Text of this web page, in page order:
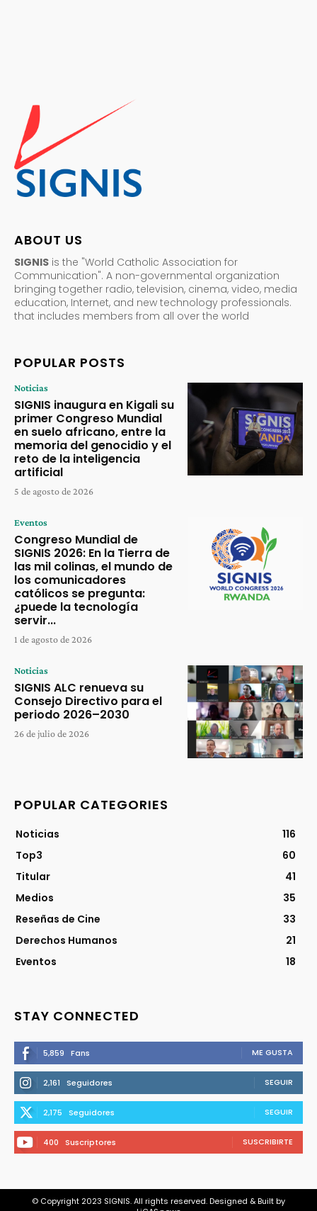
ABOUT US
SIGNIS is the "World Catholic Association for
Communication". A non-governmental organization
bringing together radio, television, cinema, video, media
education, Internet, and new technology professionals.
that includes members from all over the world
POPULAR POSTS
Noticias
SIGNIS inaugura en Kigali su
primer Congreso Mundial
en suelo africano, entre la
memoria del genocidio y el
reto de la inteligencia
artificial
5 de agosto de 2026
Eventos
Congreso Mundial de
SIGNIS 2026: En la Tierra de
las mil colinas, el mundo de
los comunicadores
católicos se pregunta:
¿puede la tecnología
servir...
1 de agosto de 2026
Noticias
SIGNIS ALC renueva su
Consejo Directivo para el
periodo 2026–2030
26 de julio de 2026
POPULAR CATEGORIES
Noticias
116
Top3
60
Titular
41
Medios
35
Reseñas de Cine
33
Derechos Humanos
21
Eventos
18
STAY CONNECTED
5,859 Fans ME GUSTA
2,161 Seguidores SEGUIR
2,175 Seguidores SEGUIR
400 Suscriptores SUSCRIBIRTE
© Copyright 2023 SIGNIS. All rights reserved. Designed & Built by